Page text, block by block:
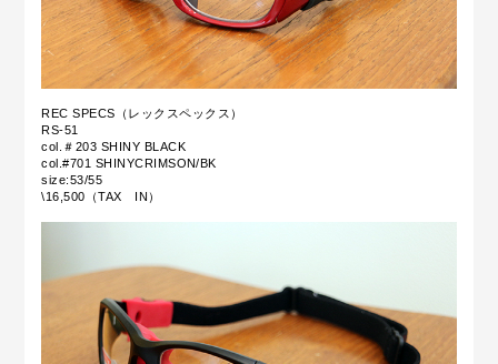
REC SPECS（レックスペックス）
RS-51
col.＃203 SHINY BLACK
col.#701 SHINYCRIMSON/BK
size:53/55
\16,500（TAX IN）